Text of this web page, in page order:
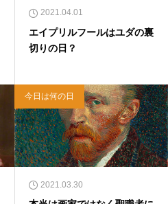
2021.04.01
エイプリルフールはユダの裏
切りの日？
今日は何の日
2021.03.30